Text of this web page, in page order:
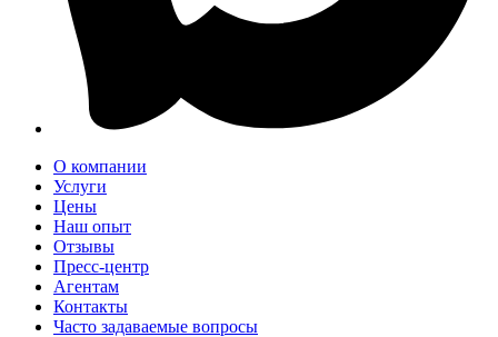
О компании
Услуги
Цены
Наш опыт
Отзывы
Пресс-центр
Агентам
Контакты
Часто задаваемые вопросы